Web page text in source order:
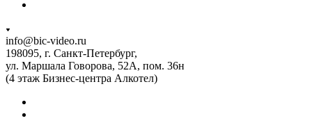
info@bic-video.ru
198095, г. Санкт-Петербург,
ул. Маршала Говорова, 52А, пом. 36н
(4 этаж Бизнес-центра Алкотел)